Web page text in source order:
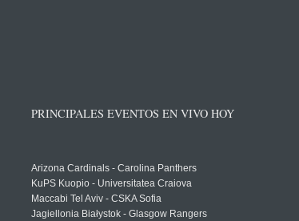
PRINCIPALES EVENTOS EN VIVO HOY
Arizona Cardinals - Carolina Panthers
KuPS Kuopio - Universitatea Craiova
Maccabi Tel Aviv - CSKA Sofia
Jagiellonia Białystok - Glasgow Rangers